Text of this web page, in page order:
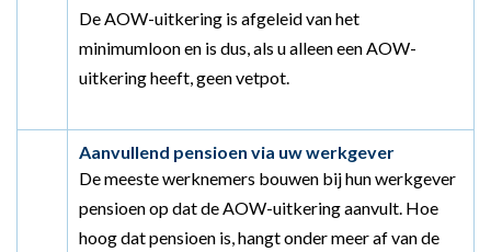
De AOW-uitkering is afgeleid van het
minimumloon en is dus, als u alleen een AOW-
uitkering heeft, geen vetpot.
Aanvullend pensioen via uw werkgever
De meeste werknemers bouwen bij hun werkgever
pensioen op dat de AOW-uitkering aanvult. Hoe
hoog dat pensioen is, hangt onder meer af van de